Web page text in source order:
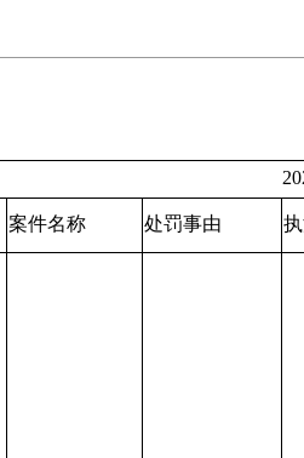
案件名称 处罚事由